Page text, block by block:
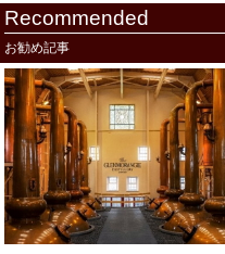
Recommended
お勧め記事